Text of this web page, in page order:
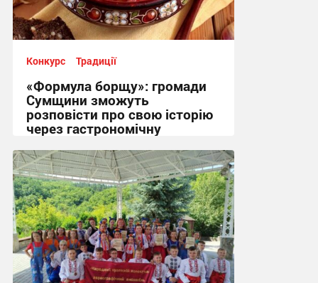
Конкурс Традиції
«Формула борщу»: громади
Сумщини зможуть
розповісти про свою історію
через гастрономічну
16:17, 3.08.2026